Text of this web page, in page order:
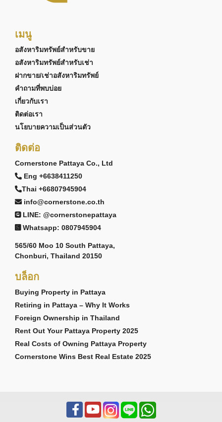
เมนู
อสังหาริมทรัพย์สำหรับขาย
อสังหาริมทรัพย์สำหรับเช่า
ฝากขาย/เช่าอสังหาริมทรัพย์
คำถามที่พบบ่อย
เกี่ยวกับเรา
ติดต่อเรา
นโยบายความเป็นส่วนตัว
ติดต่อ
Cornerstone Pattaya Co., Ltd
Eng +6638411250
Thai +66807945904
info@cornerstone.co.th
LINE: @cornerstonepattaya
Whatsapp: 0807945904
565/60 Moo 10 South Pattaya,
Chonburi, Thailand 20150
บล็อก
Buying Property in Pattaya
Retiring in Pattaya – Why It Works
Foreign Ownership in Thailand
Rent Out Your Pattaya Property 2025
Real Costs of Owning Pattaya Property
Cornerstone Wins Best Real Estate 2025